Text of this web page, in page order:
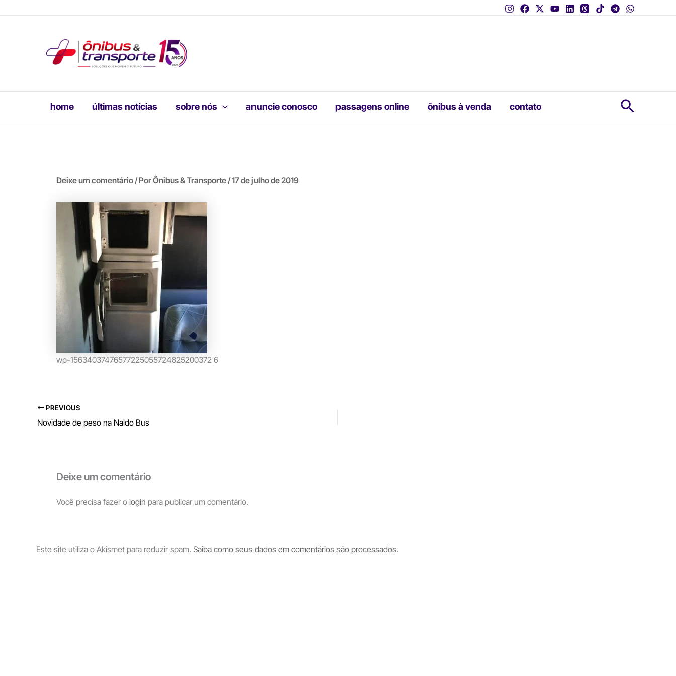
home últimas notícias sobre nós anuncie conosco passagens online ônibus à venda contato
Deixe um comentário/ PorÔnibus & Transporte/17 de julho de 2019
wp-15634037476577225055724825200372 6
PREVIOUS
Novidade de peso na Naldo Bus
Deixe um comentário
Você precisa fazer o login para publicar um comentário.
Este site utiliza o Akismet para reduzir spam. Saiba como seus dados em comentários são processados.